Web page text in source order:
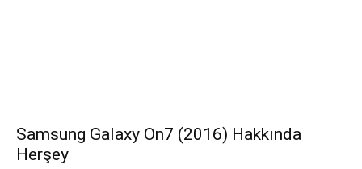
Samsung Galaxy On7 (2016) Hakkında
Herşey